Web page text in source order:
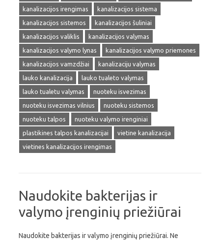
kanalizacijos irengimas
kanalizacijos sistema
kanalizacijos sistemos
kanalizacijos šuliniai
kanalizacijos valiklis
kanalizacijos valymas
kanalizacijos valymo lynas
kanalizacijos valymo priemones
kanalizacijos vamzdžiai
kanalizaciju valymas
lauko kanalizacija
lauko tualeto valymas
lauko tualetu valymas
nuoteku isvezimas
nuoteku isvezimas vilnius
nuoteku sistemos
nuoteku talpos
nuoteku valymo irenginiai
plastikines talpos kanalizacijai
vietine kanalizacija
vietines kanalizacijos irengimas
Naudokite bakterijas ir
valymo įrenginių priežiūrai
Naudokite bakterijas ir valymo įrenginių priežiūrai. Ne